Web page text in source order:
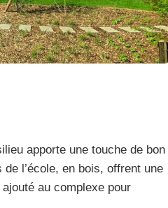
apporte une touche de bon
l’école, en bois, offrent une
au complexe pour